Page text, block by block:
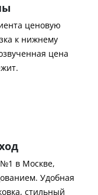
ценовую
к нижнему
цена
в Москве,
Удобная
стильный